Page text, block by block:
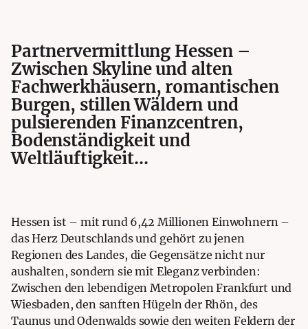
Partnervermittlung Hessen –
Zwischen Skyline und alten
Fachwerkhäusern, romantischen
Burgen, stillen Wäldern und
pulsierenden Finanzcentren,
Bodenständigkeit und
Weltläuftigkeit…
Hessen ist – mit rund 6,42 Millionen Einwohnern –
das Herz Deutschlands und gehört zu jenen
Regionen des Landes, die Gegensätze nicht nur
aushalten, sondern sie mit Eleganz verbinden:
Zwischen den lebendigen Metropolen Frankfurt und
Wiesbaden, den sanften Hügeln der Rhön, des
Taunus und Odenwalds sowie den weiten Feldern der